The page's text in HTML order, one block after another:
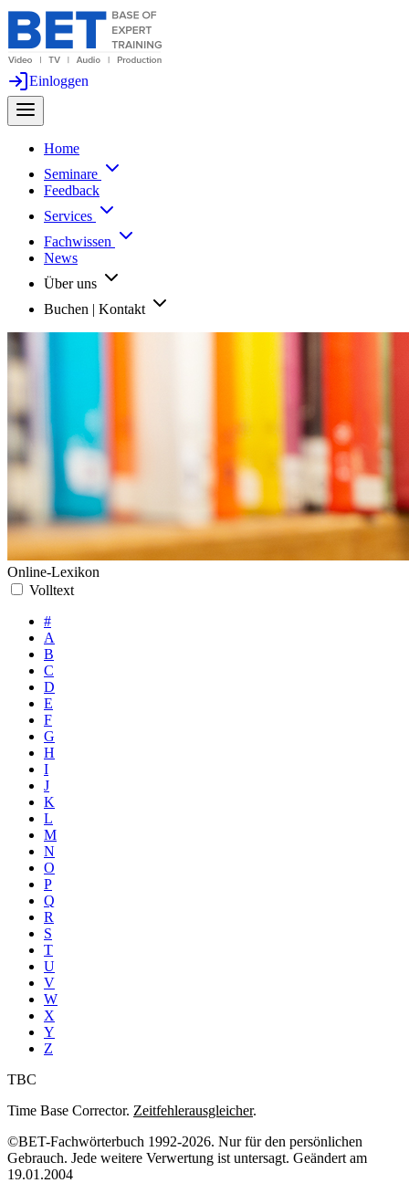
Einloggen
Home
Seminare
Feedback
Services
Fachwissen
News
Über uns
Buchen | Kontakt
Online-Lexikon
Volltext
#
A
B
C
D
E
F
G
H
I
J
K
L
M
N
O
P
Q
R
S
T
U
V
W
X
Y
Z
TBC
Time Base Corrector. Zeitfehlerausgleicher.
©BET-Fachwörterbuch 1992-2026. Nur für den persönlichen
Gebrauch. Jede weitere Verwertung ist untersagt. Geändert am
19.01.2004